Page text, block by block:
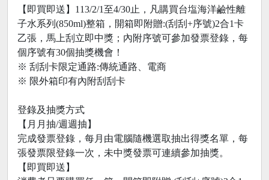
【即買即送】113/2/1至4/30止，凡購買台塩海洋鹼性離
子水系列(850ml)整箱，開箱即附贈:(刮刮+序號)2合1卡
乙張，馬上刮立即中獎；內附序號可參加發票登錄，每
個序號有30個抽獎機會！
※ 刮刮卡限定通路:傳統通路、電商
※ 限外箱印有內附刮刮卡
登錄及抽獎方式
【月月抽/週週抽】
完成發票登錄，每月由電腦隨機選取抽出得獎名單，每
張發票限登錄一次，未中獎發票可連續參加抽獎。
【即買即送】